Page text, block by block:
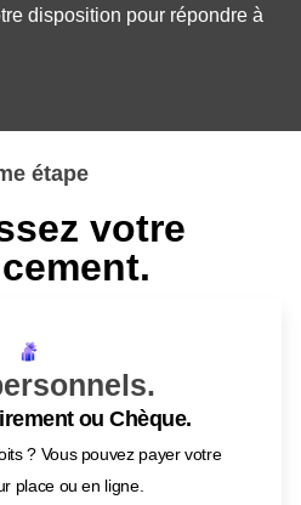
disposition pour répondre à
étape
votre
ou Chèque.
? Vous pouvez payer votre
place ou en ligne.